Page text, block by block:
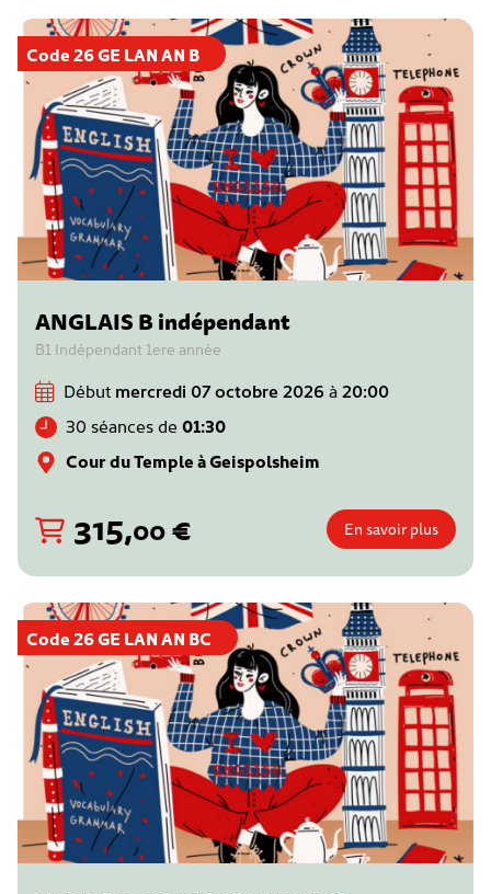
Code 26 GE LAN AN B
ANGLAIS B indépendant
B1 Indépendant 1ere année
Début mercredi 07 octobre 2026 à 20:00
30 séances de 01:30
Cour du Temple à Geispolsheim
315,00€ En savoir plus
Code 26 GE LAN AN BC